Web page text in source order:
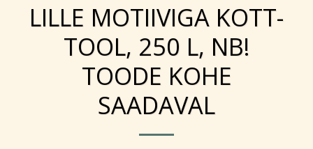
LILLE MOTIIVIGA KOTT-
TOOL, 250 L, NB!
TOODE KOHE
SAADAVAL